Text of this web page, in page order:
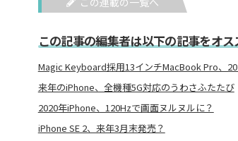
この記事の編集者は以下の記事をオ
Magic Keyboard採用13インチMacBook Pro、
来年のiPhone、全機種5G対応のうわさふたたび
2020年iPhone、120Hzで画面ヌルヌルに？
iPhone SE 2、来年3月末発売？